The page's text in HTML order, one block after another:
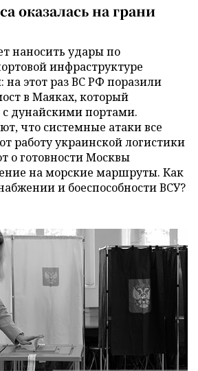
оказалась на грани
наносить удары по
инфраструктуре
на этот раз ВС РФ поразили
в Маяках, который
с дунайскими портами.
что системные атаки все
работу украинской логистики
о готовности Москвы
на морские маршруты. Как
и боеспособности ВСУ?